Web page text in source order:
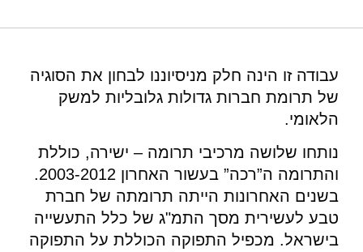
עבודה זו הינה חלק מניסיוננו לבחון את הסוגיה
של תרומת חברות גדולות גלובליות למשק
הלאומי.
נותחו שלושה מרכיבי תרומה – ישירה, כוללת
והתרומה ה”רכה” בעשור האחרון 2003-2012.
בשנים האחרונות הייתה תרומתה של חברת
טבע לעשירית מסך התמ"ג של כלל התעשייה
בישראל. מכפיל התפוקה הכוללת על התפוקה